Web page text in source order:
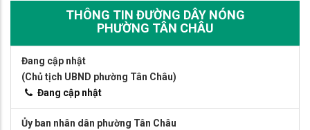
THÔNG TIN ĐƯỜNG DÂY NÓNG
PHƯỜNG TÂN CHÂU
Đang cập nhật
(Chủ tịch UBND phường Tân Châu)
Đang cập nhật
Ủy ban nhân dân phường Tân Châu